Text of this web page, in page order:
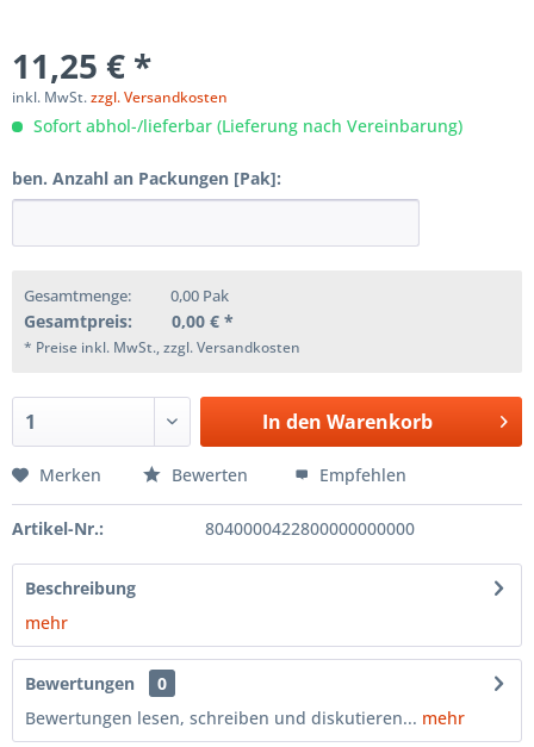
11,25 € *
inkl. MwSt.zzgl. Versandkosten
Sofort abhol-/lieferbar (Lieferung nach Vereinbarung)
ben. Anzahl an Packungen [Pak]:
Gesamtmenge: 0,00 Pak
Gesamtpreis: 0,00 € *
* Preise inkl. MwSt., zzgl. Versandkosten
In den Warenkorb
Merken Bewerten Empfehlen
Artikel-Nr.: 8040000422800000000000
Beschreibung
mehr
Bewertungen
0
Bewertungen lesen, schreiben und diskutieren... mehr